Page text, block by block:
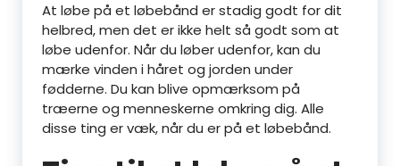
At løbe på et løbebånd er stadig godt for dit
helbred, men det er ikke helt så godt som at
løbe udenfor. Når du løber udenfor, kan du
mærke vinden i håret og jorden under
fødderne. Du kan blive opmærksom på
træerne og menneskerne omkring dig. Alle
disse ting er væk, når du er på et løbebånd.